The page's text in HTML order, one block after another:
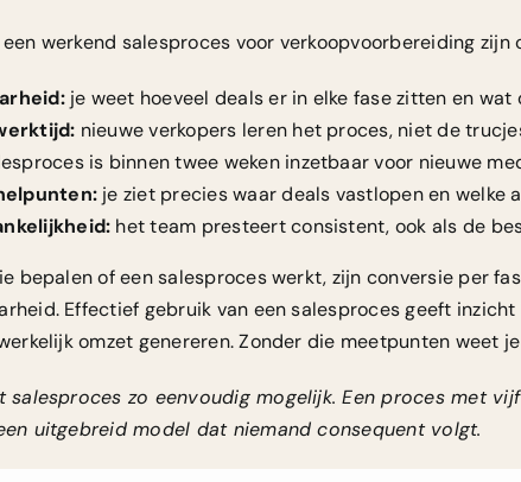
werkend salesproces voor verkoopvoorbereiding zijn
je weet hoeveel deals er in elke fase zitten en wat
nieuwe verkopers leren het proces, niet de
is binnen twee weken inzetbaar voor nieuwe
je ziet precies waar deals vastlopen en welke
het team presteert consistent, ook als de
bepalen of een salesproces werkt, zijn conversie per
Effectief gebruik van een salesproces geeft
omzet genereren. Zonder die meetpunten weet
salesproces zo eenvoudig mogelijk. Een proces met
uitgebreid model dat niemand consequent volgt.